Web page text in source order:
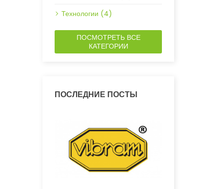
Технологии (4)
ПОСМОТРЕТЬ ВСЕ
КАТЕГОРИИ
ПОСЛЕДНИЕ ПОСТЫ